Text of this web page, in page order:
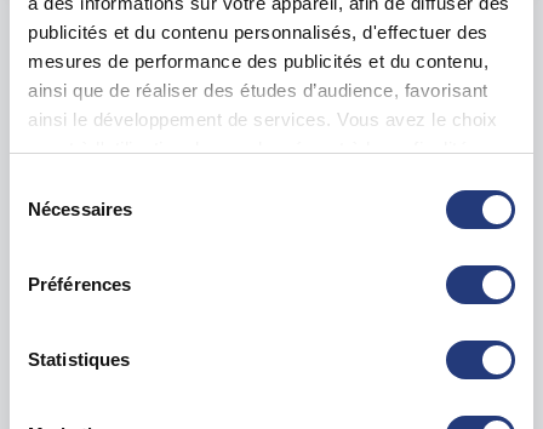
publicités et du contenu personnalisés, d'effectuer des
mesures de performance des publicités et du contenu,
ainsi que de réaliser des études d’audience, favorisant
ainsi le développement de services. Vous avez le choix
quant à l'utilisation de vos données et à leurs finalités.
tout moment en consultant la Déclaration relative aux
cookies ou en cliquant sur l'icône de confidentialité.
Si vous le permettez, nous aimerions également :
géographique qui peuvent être précises à plusieurs
Identifier votre appareil en l'analysant activement
Nécessaires
Préférences
Statistiques
Les tests sur les départements voisins
Marne (51) 69 dates disponibles
131 dates disponibles
72 dates disponibles
72 dates disponibles
326 dates disponibles